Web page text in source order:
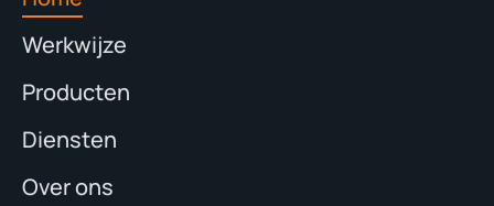
Werkwijze
Producten
Diensten
Over ons